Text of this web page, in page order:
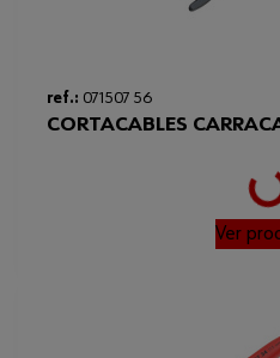
ref.: 071507 56
CORTACABLES
Loading...
Ver